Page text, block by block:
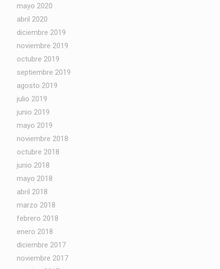
mayo 2020
abril 2020
diciembre 2019
noviembre 2019
octubre 2019
septiembre 2019
agosto 2019
julio 2019
junio 2019
mayo 2019
noviembre 2018
octubre 2018
junio 2018
mayo 2018
abril 2018
marzo 2018
febrero 2018
enero 2018
diciembre 2017
noviembre 2017